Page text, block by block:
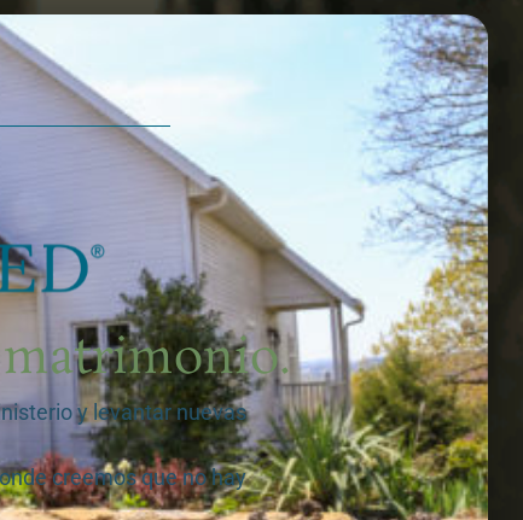
matrimonio.
y levantar nuevas
creemos que no hay